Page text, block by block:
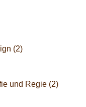
(2)
und Regie(2)